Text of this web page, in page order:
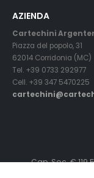
AZIENDA
Cartechini
Piazza del popolo, 31
62014 Corridonia (MC)
Tel. +39 0733 292977
Cell. +39 347 5470225
Cap. Soc. €